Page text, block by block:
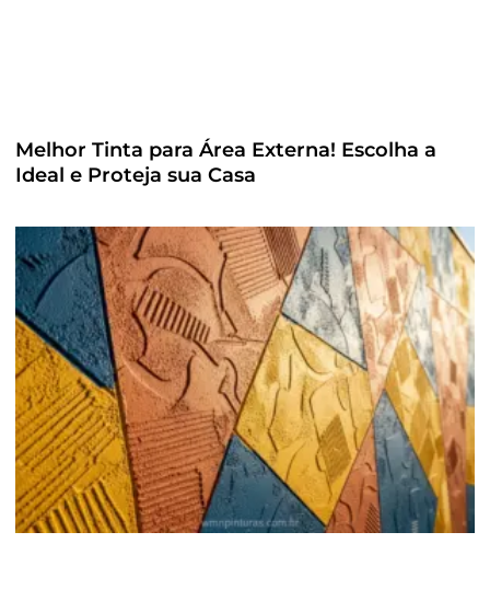
Melhor Tinta para Área Externa! Escolha a
Ideal e Proteja sua Casa